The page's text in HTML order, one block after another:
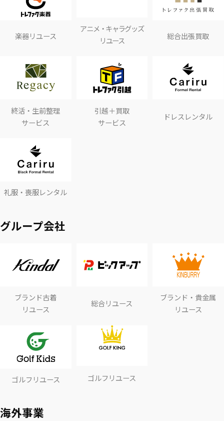
楽器リユース
アニメ・キャラグッズ
リユース
総合出張買取
終活・生前整理
サービス
引越＋買取
サービス
ドレスレンタル
礼服・喪服レンタル
グループ会社
ブランド古着
リユース
総合リユース
ブランド・貴金属
リユース
ゴルフリユース ゴルフリユース
海外事業